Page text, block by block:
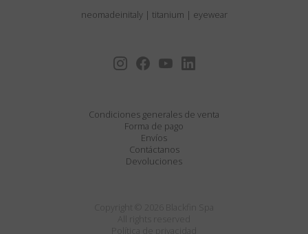
neomadeinitaly | titanium | eyewear
Condiciones generales de venta
Forma de pago
Envíos
Contáctanos
Devoluciones